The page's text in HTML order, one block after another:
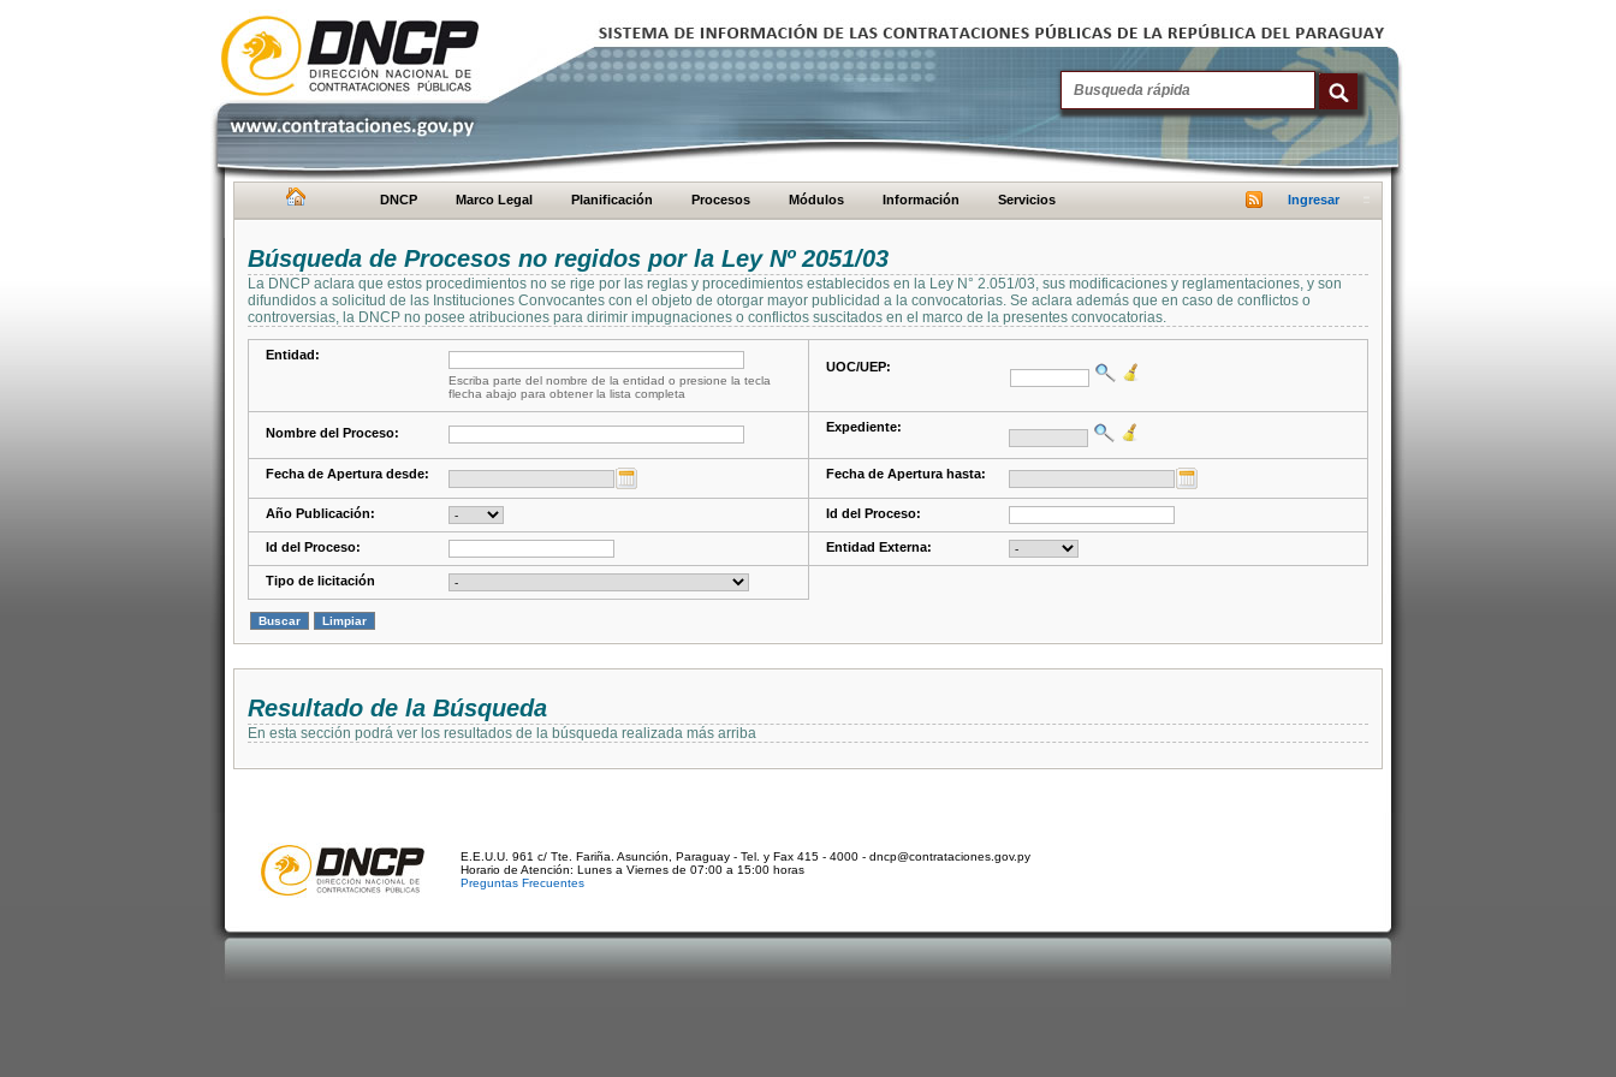
DNCP Marco Legal Planificación Procesos Módulos Información Servicios Ingresar
Búsqueda de Procesos no regidos por la Ley Nº 2051/03
La DNCP aclara que estos procedimientos no se rige por las reglas y procedimientos establecidos en la Ley N° 2.051/03, sus modificaciones y reglamentaciones, y son
difundidos a solicitud de las Instituciones Convocantes con el objeto de otorgar mayor publicidad a la convocatorias. Se aclara además que en caso de conflictos o
controversias, la DNCP no posee atribuciones para dirimir impugnaciones o conflictos suscitados en el marco de la presentes convocatorias.
Entidad:
Escriba parte del nombre de la entidad o presione la tecla
flecha abajo para obtener la lista completa
UOC/UEP:
Nombre del Proceso: Expediente:
Fecha de Apertura desde: Fecha de Apertura hasta:
Año Publicación: Id del Proceso:
Id del Proceso: Entidad Externa:
Tipo de licitación
Resultado de la Búsqueda
En esta sección podrá ver los resultados de la búsqueda realizada más arriba
E.E.U.U. 961 c/ Tte. Fariña. Asunción, Paraguay - Tel. y Fax 415 - 4000 - dncp@contrataciones.gov.py
Horario de Atención: Lunes a Viernes de 07:00 a 15:00 horas
Preguntas Frecuentes